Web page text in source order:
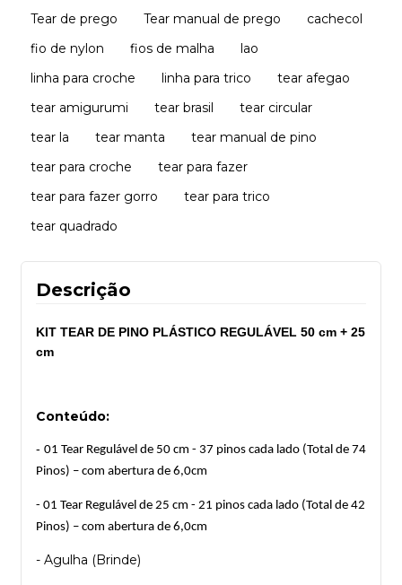
Tear de prego
Tear manual de prego
cachecol
fio de nylon
fios de malha
lao
linha para croche
linha para trico
tear afegao
tear amigurumi
tear brasil
tear circular
tear la
tear manta
tear manual de pino
tear para croche
tear para fazer
tear para fazer gorro
tear para trico
tear quadrado
Descrição
KIT TEAR DE PINO PLÁSTICO REGULÁVEL 50 cm + 25
cm
Conteúdo:
- 01 Tear Regulável de 50 cm - 37 pinos cada lado (Total de 74
Pinos) – com abertura de 6,0cm
- 01 Tear Regulável de 25 cm - 21 pinos cada lado (Total de 42
Pinos) – com abertura de 6,0cm
- Agulha (Brinde)